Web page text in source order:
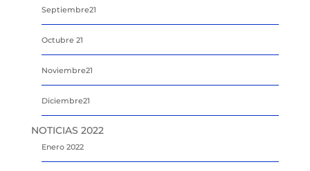
Septiembre21
Octubre 21
Noviembre21
Diciembre21
NOTICIAS 2022
Enero 2022